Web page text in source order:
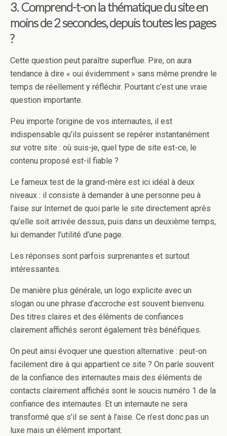
3. Comprend-t-on la thématique du site en
moins de 2 secondes, depuis toutes les pages
?
Cette question peut paraître superflue. Pire, on aura
tendance à dire « oui évidemment » sans même prendre le
temps de réellement y réfléchir. Pourtant c’est une vraie
question importante.
Peu importe l’origine de vos internautes, il est
indispensable qu’ils puissent se repérer instantanément
sur votre site : où suis-je, quel type de site est-ce, le
contenu proposé est-il fiable ?
Le fameux test de la grand-mère est ici idéal à deux
niveaux : il consiste à demander à une personne peu à
l’aise sur Internet de quoi parle le site directement après
qu’elle soit arrivée dessus, puis dans un deuxième temps,
lui demander l’utilité d’une page.
Les réponses sont parfois surprenantes et surtout
intéressantes.
De manière plus générale, un logo explicite avec un
slogan ou une phrase d’accroche est souvent bienvenu.
Des titres claires et des éléments de confiances
clairement affichés seront également très bénéfiques.
On peut ainsi évoquer une question alternative : peut-on
facilement dire à qui appartient ce site ? On parle souvent
de la confiance des internautes mais des éléments de
contacts clairement affichés sont le soucis numéro 1 de la
confiance des internautes. Et un internaute ne sera
transformé que s’il se sent à l’aise. Ce n’est donc pas un
luxe mais un élément important.